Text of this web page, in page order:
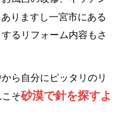
りますし一宮市にある
るリフォーム内容もさ
ら自分にピッタリのリ
そ砂漠で針を探すよ